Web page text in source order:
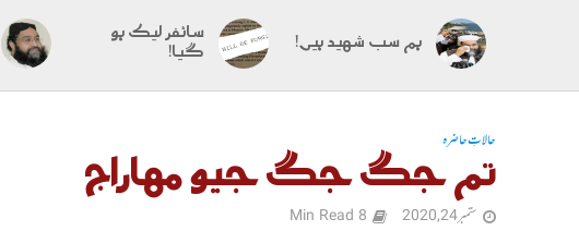
ہم سب شہید ہیں!
سائفر لیک ہو
گیا!
حالاتِ حاضرہ
تم جگ جگ جیو مہاراج
ستمبر 24, 2020 8 Min Read